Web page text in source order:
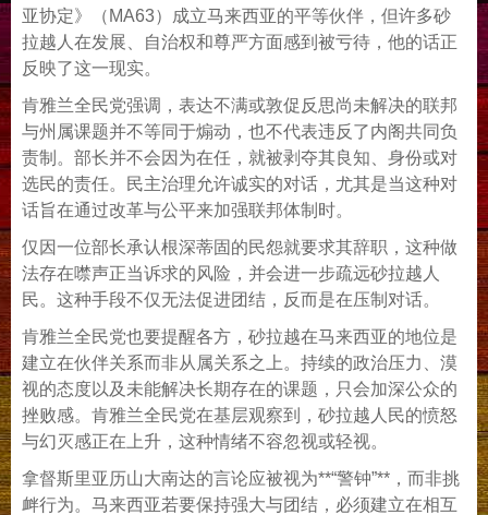
亚协定》（MA63）成立马来西亚的平等伙伴，但许多砂
拉越人在发展、自治权和尊严方面感到被亏待，他的话正
反映了这一现实。
肯雅兰全民党强调，表达不满或敦促反思尚未解决的联邦
与州属课题并不等同于煽动，也不代表违反了内阁共同负
责制。部长并不会因为在任，就被剥夺其良知、身份或对
选民的责任。民主治理允许诚实的对话，尤其是当这种对
话旨在通过改革与公平来加强联邦体制时。
仅因一位部长承认根深蒂固的民怨就要求其辞职，这种做
法存在噤声正当诉求的风险，并会进一步疏远砂拉越人
民。这种手段不仅无法促进团结，反而是在压制对话。
肯雅兰全民党也要提醒各方，砂拉越在马来西亚的地位是
建立在伙伴关系而非从属关系之上。持续的政治压力、漠
视的态度以及未能解决长期存在的课题，只会加深公众的
挫败感。肯雅兰全民党在基层观察到，砂拉越人民的愤怒
与幻灭感正在上升，这种情绪不容忽视或轻视。
拿督斯里亚历山大南达的言论应被视为**“警钟”**，而非挑
衅行为。马来西亚若要保持强大与团结，必须建立在相互